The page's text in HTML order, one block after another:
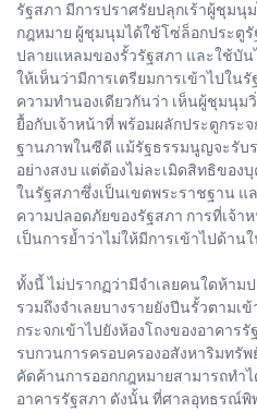
รัฐสภา มีการปราศรัยปลุกเร้าผู้ชุมนุ
กฎหมาย ผู้ชุมนุมได้ใช้โซ่ล็อกประตู
ปลายแหลมของรั้วรัฐสภา และใช้บั
ให้เห็นว่ามีการเตรียมการเข้าไปใน
ความทำนองเดียวกันว่า เห็นผู้ชุมนุม
ยื้อกับเจ้าหน้าที่ พร้อมผลักประตูกระ
ฐานภาพในซีดี แม้รัฐธรรมนูญจะรับ
อย่างสงบ แต่ต้องไม่ละเมิดสิทธิของ
ในรัฐสภาซึ่งเป็นเขตพระราชฐาน แ
ความปลอดภัยของรัฐสภา การที่เจ้
เป็นการย้ำว่าไม่ให้มีการเข้าไปด้าน
ทั้งนี้ ไม่ปรากฏว่ามีจำเลยคนใดห้าม
รวมถึงจำเลยบางรายยังปีนรั้วตามเ
กระจกเข้าไปยังห้องโถงของอาคาร
รบกวนการครอบครองอสังหาริมทรั
คัดค้านการออกกฎหมายสามารถทำ
อาคารรัฐสภา ดังนั้น ที่ศาลอุทธรณ์พิ